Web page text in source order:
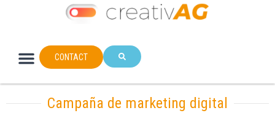
CONTACT
Campaña de marketing digital